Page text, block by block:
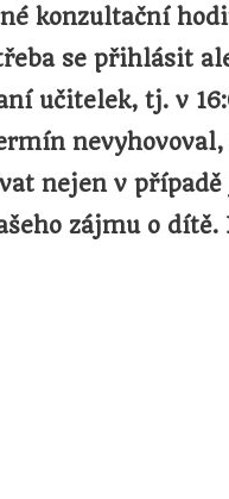
konzultační
se přihlásit
učitelek, tj. v
nejen v
zájmu o